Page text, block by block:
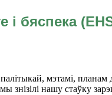
і бяспека
мэтамі, планам
знізілі нашу стаўку